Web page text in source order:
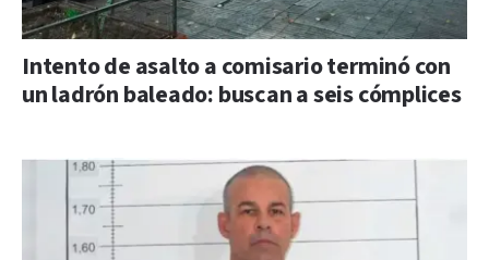
Intento de asalto a comisario terminó con
un ladrón baleado: buscan a seis cómplices